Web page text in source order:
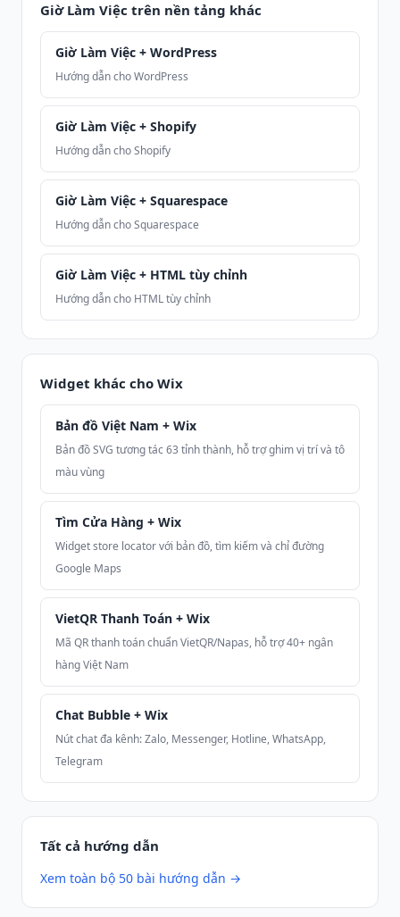
Giờ Làm Việc trên nền tảng khác
Giờ Làm Việc + WordPress
Hướng dẫn cho WordPress
Giờ Làm Việc + Shopify
Hướng dẫn cho Shopify
Giờ Làm Việc + Squarespace
Hướng dẫn cho Squarespace
Giờ Làm Việc + HTML tùy chỉnh
Hướng dẫn cho HTML tùy chỉnh
Widget khác cho Wix
Bản đồ Việt Nam + Wix
Bản đồ SVG tương tác 63 tỉnh thành, hỗ trợ ghim vị trí và tô
màu vùng
Tìm Cửa Hàng + Wix
Widget store locator với bản đồ, tìm kiếm và chỉ đường
Google Maps
VietQR Thanh Toán + Wix
Mã QR thanh toán chuẩn VietQR/Napas, hỗ trợ 40+ ngân
hàng Việt Nam
Chat Bubble + Wix
Nút chat đa kênh: Zalo, Messenger, Hotline, WhatsApp,
Telegram
Tất cả hướng dẫn
Xem toàn bộ 50 bài hướng dẫn →